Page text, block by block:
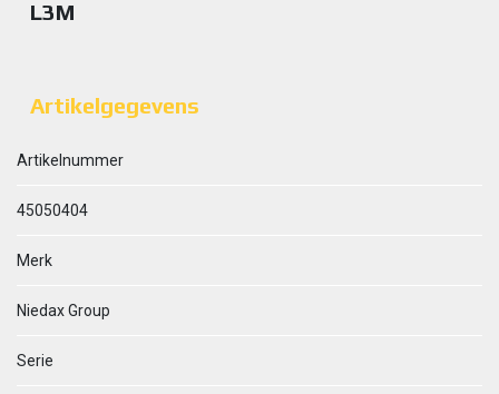
L3M
Artikelgegevens
Artikelnummer
45050404
Merk
Niedax Group
Serie